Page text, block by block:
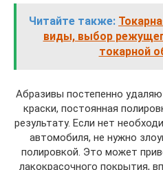
Читайте также:
виды, выбор
токарной
Абразивы постепенно
краски, постоянная
результату. Если нет
автомобиля, не нужно
полировкой. Это может
лакокрасочного покрытия,